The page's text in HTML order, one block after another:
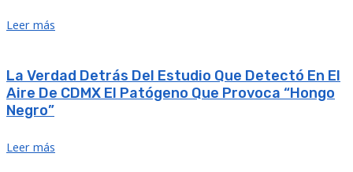
Leer más
La Verdad Detrás Del Estudio Que Detectó En El
Aire De CDMX El Patógeno Que Provoca “hongo
Negro”
Leer más